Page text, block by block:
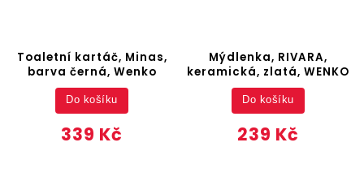
Toaletní kartáč, Minas,
barva černá, Wenko
339 Kč
Do košíku
Mýdlenka, RIVARA,
keramická, zlatá, WENKO
239 Kč
Do košíku